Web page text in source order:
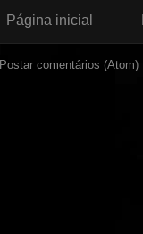
Página inicial
Postar comentários (Atom)